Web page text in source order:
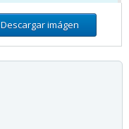
Descargar imágen